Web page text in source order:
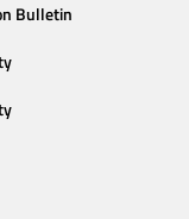
Bulletin